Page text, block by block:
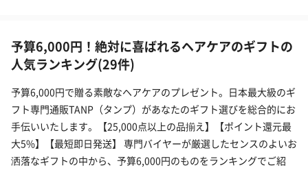
予算6,000円！絶対に喜ばれるヘアケアのギフトの
人気ランキング(29件)
予算6,000円で贈る素敵なヘアケアのプレゼント。日本最大級のギ
フト専門通販TANP（タンプ）があなたのギフト選びを総合的にお
手伝いいたします。【25,000点以上の品揃え】【ポイント還元最
大5%】【最短即日発送】 専門バイヤーが厳選したセンスのよいお
洒落なギフトの中から、予算6,000円のものをランキングでご紹